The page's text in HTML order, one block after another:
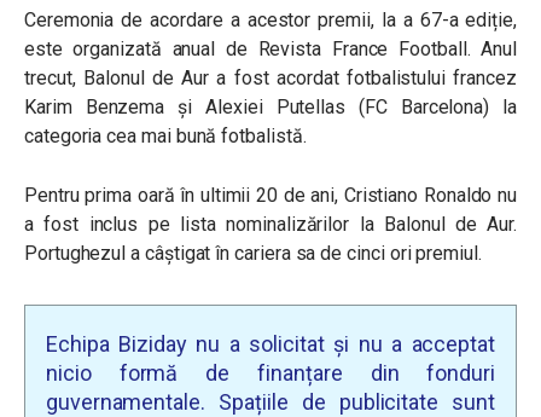
Ceremonia de acordare a acestor premii, la a 67-a ediție,
este organizată anual de Revista France Football. Anul
trecut, Balonul de Aur a fost acordat fotbalistului francez
Karim Benzema și Alexiei Putellas (FC Barcelona) la
categoria cea mai bună fotbalistă.
Pentru prima oară în ultimii 20 de ani, Cristiano Ronaldo nu
a fost inclus pe lista nominalizărilor la Balonul de Aur.
Portughezul a câștigat în cariera sa de cinci ori premiul.
Echipa Biziday nu a solicitat și nu a acceptat
nicio formă de finanțare din fonduri
guvernamentale. Spațiile de publicitate sunt